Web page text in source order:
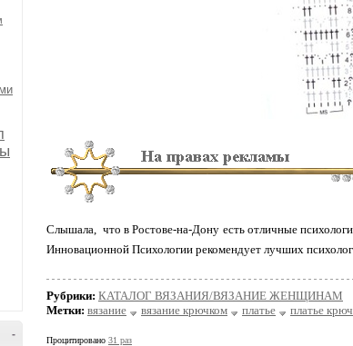
-
Слышала, что в Ростове-на-Дону есть отличные
Инновационной Психологии рекомендует лучших
Рубрики: КАТАЛОГ ВЯЗАНИЯ/ВЯЗАНИЕ ЖЕНЩИНАМ
Метки: вязание вязание крючком платье платье
Процитировано 31 раз